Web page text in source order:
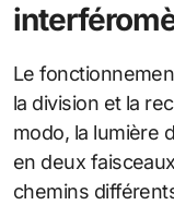
Le
la division et la
modo, la lumière
en deux
chemins